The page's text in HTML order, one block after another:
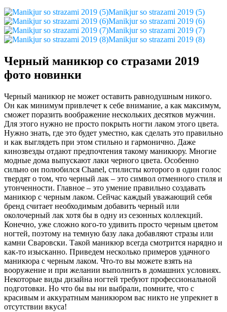
Manikjur so strazami 2019 (5)
Manikjur so strazami 2019 (6)
Manikjur so strazami 2019 (7)
Manikjur so strazami 2019 (8)
Черный маникюр со стразами 2019
фото новинки
Черный маникюр не может оставить равнодушным никого.
Он как минимум привлечет к себе внимание, а как максимум,
сможет поразить воображение нескольких десятков мужчин.
Для этого нужно не просто покрыть ногти лаком этого цвета.
Нужно знать, где это будет уместно, как сделать это правильно
и как выглядеть при этом стильно и гармонично. Даже
кинозвезды отдают предпочтения такому маникюру. Многие
модные дома выпускают лаки черного цвета. Особенно
сильно он полюбился Chanel, стилисты которого в один голос
твердят о том, что черный лак – это символ отменного стиля и
утонченности. Главное – это умение правильно создавать
маникюр с черным лаком. Сейчас каждый уважающий себя
бренд считает необходимым добавить черный или
околочерный лак хотя бы в одну из сезонных коллекций.
Конечно, уже сложно кого-то удивить просто черным цветом
ногтей, поэтому на темную базу лака добавляют стразы или
камни Сваровски. Такой маникюр всегда смотрится нарядно и
как-то изысканно. Приведем несколько примеров удачного
маникюра с черным лаком. Что-то вы можете взять на
вооружение и при желании выполнить в домашних условиях.
Некоторые виды дизайна ногтей требуют профессиональной
подготовки. Но что бы вы ни выбрали, помните, что с
красивым и аккуратным маникюром вас никто не упрекнет в
отсутствии вкуса!